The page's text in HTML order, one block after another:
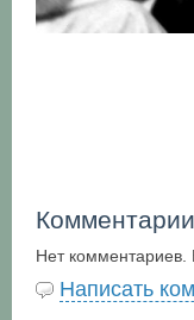
Комментарии
Нет
Написать